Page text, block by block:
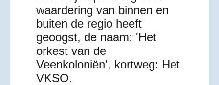
waardering van binnen en
buiten de regio heeft
geoogst, de naam: 'Het
orkest van de
Veenkoloniën', kortweg: Het
VKSO.